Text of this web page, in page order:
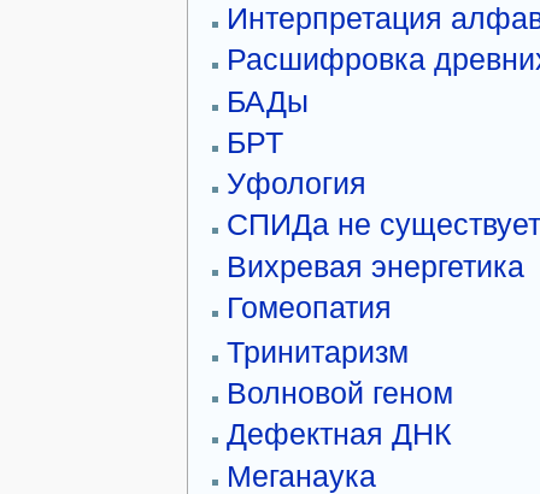
Интерпретация
Расшифровка
БАДы
БРТ
Уфология
СПИДа не существует
Вихревая энергетика
Гомеопатия
Тринитаризм
Волновой геном
Дефектная ДНК
Меганаука